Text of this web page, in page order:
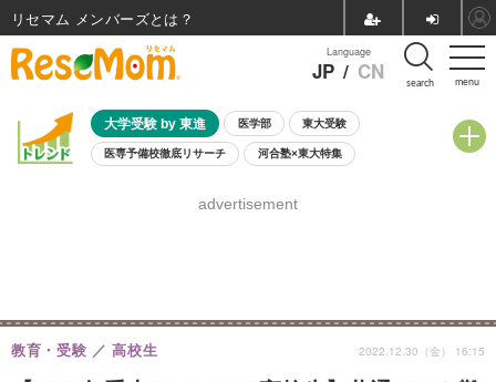
menu
Language
JP / CN search
大学受験 by 東進 医学部 東大受験
医専予備校徹底リサーチ 河合塾×東大特集
8月開催学校説明会・相談会
advertisement
教育・受験 高校生 2022.12.30（金） 16:15
リセマム メンバーズ